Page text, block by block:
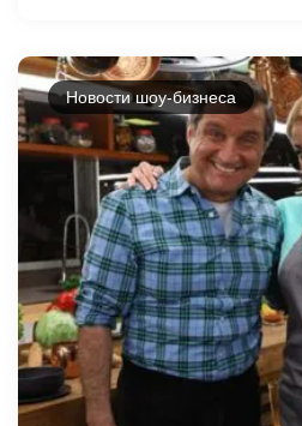
Новости шоу-бизнеса